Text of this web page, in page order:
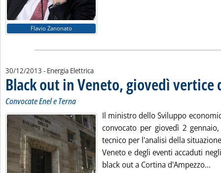
Flavio Zanonato
30/12/2013 - Energia Elettrica
Black out in Veneto, giovedì vertice
Convocate Enel e Terna
Il ministro dello Sviluppo
convocato per giovedì 2
tecnico per l'analisi della
Veneto e degli eventi accaduti
black out a Cortina d'Ampezzo...